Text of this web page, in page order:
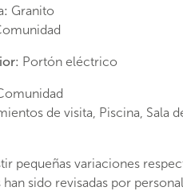
: Granito
Portón eléctrico
de visita, Piscina, Sala
pequeñas variaciones
sido revisadas por